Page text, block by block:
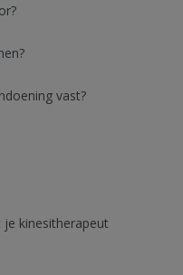
vast?
kinesitherapeut